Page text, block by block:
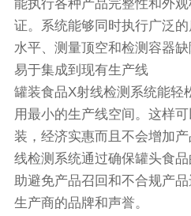
能执行各种产品完整性和外
证。系统能够同时执行广泛
水平、测量顶空和检测容器缺
易于集成到现有生产线
罐装食品X射线检测系统能轻
用最小的生产线空间。这样
装，经济实惠而且不会增加
线检测系统通过确保罐头食
助避免产品召回和不合规产
生产商的品牌和声誉。